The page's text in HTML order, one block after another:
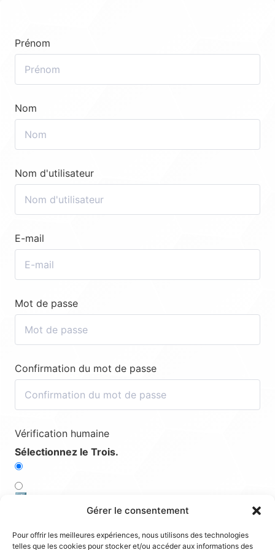
Gérer le consentement
Pour offrir les meilleures expériences, nous utilisons des technologies
telles que les cookies pour stocker et/ou accéder aux informations des
Prénom
Nom
Nom d'utilisateur
E-mail
Mot de passe
Confirmation du mot de passe
Vérification humaine
Sélectionnez le Trois.
4️⃣